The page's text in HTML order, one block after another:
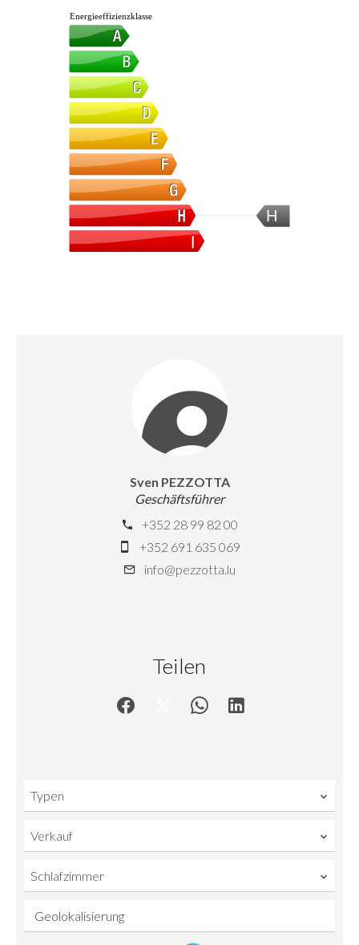
H
Energieeffizienzklasse
Sven PEZZOTTA
Geschäftsführer
+352 28 99 82 00
+352 691 635 069
info@pezzotta.lu
Teilen
Typen
Verkauf
Schlafzimmer
Geolokalisierung